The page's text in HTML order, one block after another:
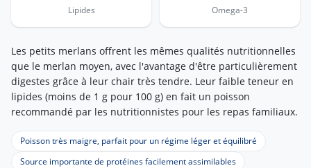
Lipides Omega-3
Les petits merlans offrent les mêmes qualités nutritionnelles
que le merlan moyen, avec l'avantage d'être particulièrement
digestes grâce à leur chair très tendre. Leur faible teneur en
lipides (moins de 1 g pour 100 g) en fait un poisson
recommandé par les nutritionnistes pour les repas familiaux.
Poisson très maigre, parfait pour un régime léger et équilibré
Source importante de protéines facilement assimilables